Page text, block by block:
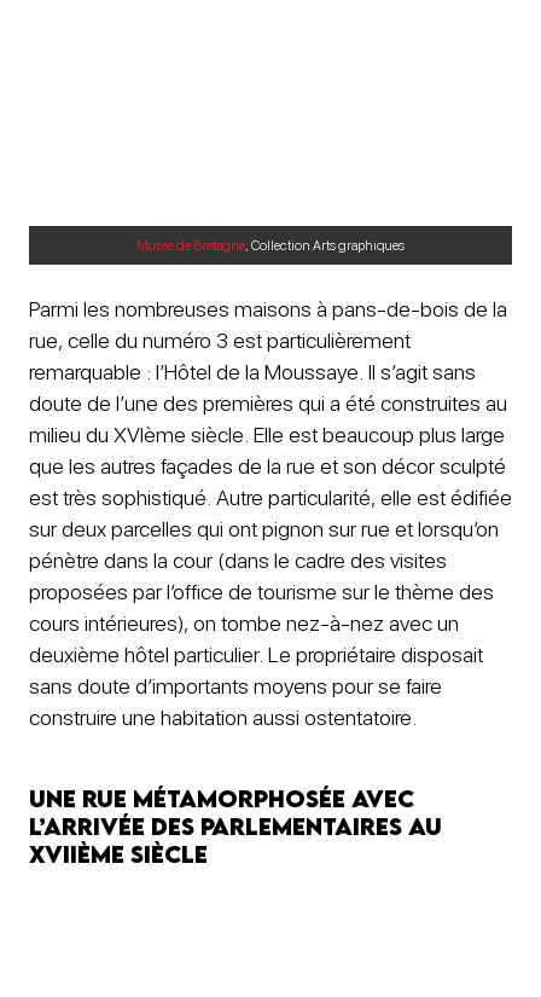
Musée de Bretagne, Collection Arts graphiques
Parmi les nombreuses maisons à pans-de-bois de la
rue, celle du numéro 3 est particulièrement
remarquable : l’Hôtel de la Moussaye. Il s’agit sans
doute de l’une des premières qui a été construites au
milieu du XVIème siècle. Elle est beaucoup plus large
que les autres façades de la rue et son décor sculpté
est très sophistiqué. Autre particularité, elle est édifiée
sur deux parcelles qui ont pignon sur rue et lorsqu’on
pénètre dans la cour (dans le cadre des visites
proposées par l’office de tourisme sur le thème des
cours intérieures), on tombe nez-à-nez avec un
deuxième hôtel particulier. Le propriétaire disposait
sans doute d’importants moyens pour se faire
construire une habitation aussi ostentatoire.
Une rue métamorphosée avec
l’arrivée des Parlementaires au
XVIIème siècle